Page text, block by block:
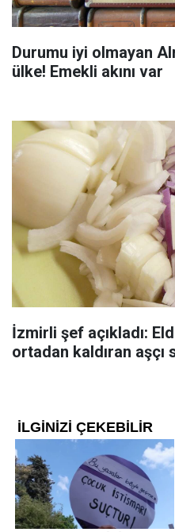
Durumu iyi olmayan
ülke! Emekli akını var
İzmirli şef açıkladı:
ortadan kaldıran aşçı